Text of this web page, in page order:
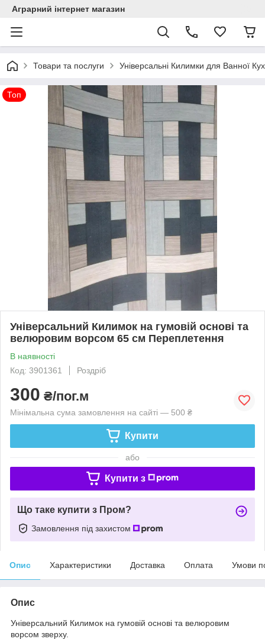
Аграрний інтернет магазин
Товари та послуги Універсальні Килимки для Ванної
Топ
Універсальний Килимок на гумовій основі та
велюровим ворсом 65 см Переплетення
В наявності
Код: 3901361
Роздріб
300 ₴/пог.м
Мінімальна сума замовлення на сайті — 500 ₴
Купити
або
Купити з
Що таке купити з Пром?
Замовлення під захистом
Опис Характеристики Доставка Оплата Умови
Опис
Універсальний Килимок на гумовій основі та велюровим
ворсом зверху.